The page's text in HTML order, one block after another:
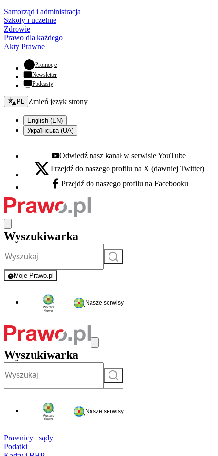
Samorząd i administracja
Szkoły i uczelnie
Zdrowie
Prawo dla każdego
Akty Prawne
Promocje- otwiera się w nowej karcie
Newsletter
Podcasty
Zmień język - bieżący:
PL Zmień język strony
English (EN)
Українська (UA)
Youtube - otwiera się w nowej karcie
Odwiedź nasz kanał w serwisie YouTube
X - otwiera się w nowej karcie
Przejdź do naszego profilu na X (dawniej Twitter)
Facebook - otwiera się w nowej karcie
Przejdź do naszego profilu na Facebooku
Wyszukiwarka
Szukaj
Moje Prawo.pl
- rejestracja i logowanie do serwisu
Nasze serwisy
Wyszukiwarka
Szukaj
Nasze serwisy
Prawnicy i sądy
Podatki